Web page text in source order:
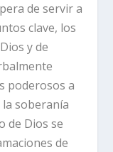
de servir a
clave, los
y de
poderosos a
soberanía
de Dios se
de